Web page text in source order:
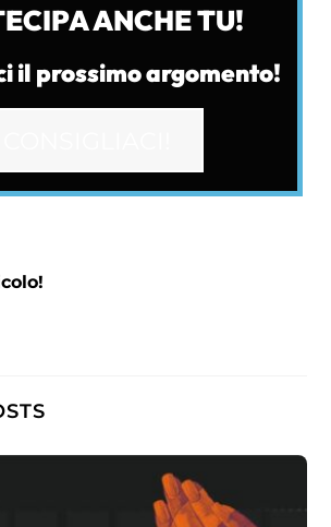
ANCHE TU!
il prossimo argomento!